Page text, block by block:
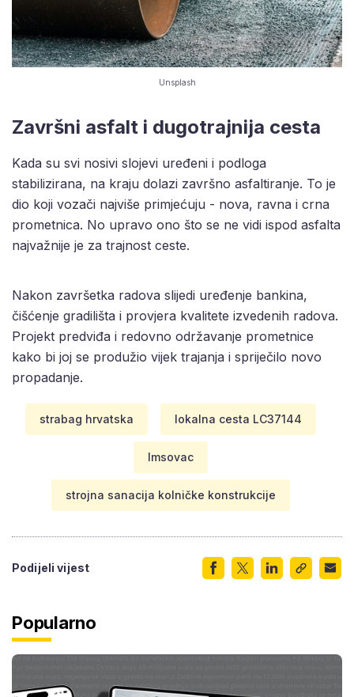
Unsplash
Završni asfalt i dugotrajnija cesta
Kada su svi nosivi slojevi uređeni i podloga
stabilizirana, na kraju dolazi završno asfaltiranje. To je
dio koji vozači najviše primjećuju - nova, ravna i crna
prometnica. No upravo ono što se ne vidi ispod asfalta
najvažnije je za trajnost ceste.
Nakon završetka radova slijedi uređenje bankina,
čišćenje gradilišta i provjera kvalitete izvedenih radova.
Projekt predviđa i redovno održavanje prometnice
kako bi joj se produžio vijek trajanja i spriječilo novo
propadanje.
strabag hrvatska lokalna cesta LC37144
Imsovac
strojna sanacija kolničke konstrukcije
Podijeli vijest
Popularno